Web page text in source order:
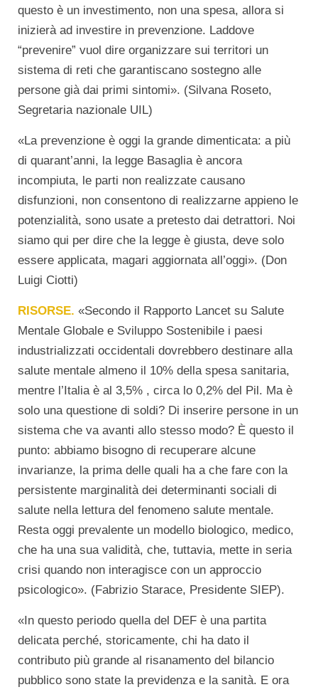
questo è un investimento, non una spesa, allora si
inizierà ad investire in prevenzione. Laddove
“prevenire” vuol dire organizzare sui territori un
sistema di reti che garantiscano sostegno alle
persone già dai primi sintomi». (Silvana Roseto,
Segretaria nazionale UIL)
«La prevenzione è oggi la grande dimenticata: a più
di quarant’anni, la legge Basaglia è ancora
incompiuta, le parti non realizzate causano
disfunzioni, non consentono di realizzarne appieno le
potenzialità, sono usate a pretesto dai detrattori. Noi
siamo qui per dire che la legge è giusta, deve solo
essere applicata, magari aggiornata all’oggi». (Don
Luigi Ciotti)
RISORSE. «Secondo il Rapporto Lancet su Salute
Mentale Globale e Sviluppo Sostenibile i paesi
industrializzati occidentali dovrebbero destinare alla
salute mentale almeno il 10% della spesa sanitaria,
mentre l’Italia è al 3,5% , circa lo 0,2% del Pil. Ma è
solo una questione di soldi? Di inserire persone in un
sistema che va avanti allo stesso modo? È questo il
punto: abbiamo bisogno di recuperare alcune
invarianze, la prima delle quali ha a che fare con la
persistente marginalità dei determinanti sociali di
salute nella lettura del fenomeno salute mentale.
Resta oggi prevalente un modello biologico, medico,
che ha una sua validità, che, tuttavia, mette in seria
crisi quando non interagisce con un approccio
psicologico». (Fabrizio Starace, Presidente SIEP).
«In questo periodo quella del DEF è una partita
delicata perché, storicamente, chi ha dato il
contributo più grande al risanamento del bilancio
pubblico sono state la previdenza e la sanità. E ora